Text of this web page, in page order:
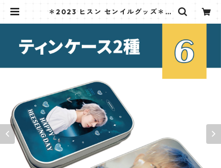
＊2023 ヒスン センイルグッズ＊テ